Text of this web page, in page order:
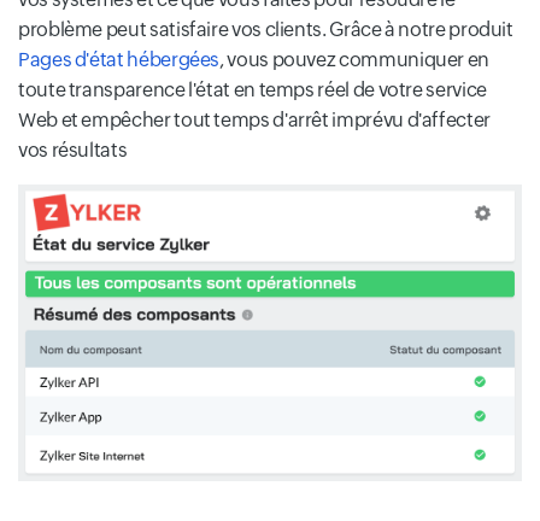
problème peut satisfaire vos clients. Grâce à notre produit
Pages d'état hébergées, vous pouvez communiquer en
toute transparence l'état en temps réel de votre service
Web et empêcher tout temps d'arrêt imprévu d'affecter
vos résultats